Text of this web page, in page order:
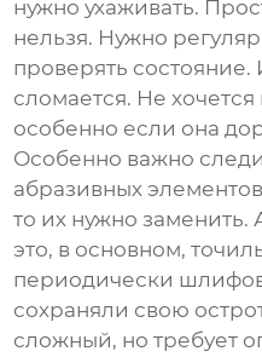
нужно ухаживать.
нельзя. Нужно
проверять
сломается. Не
особенно если она
Особенно важно
абразивных
то их нужно
это, в основном,
периодически
сохраняли свою
сложный, но требует